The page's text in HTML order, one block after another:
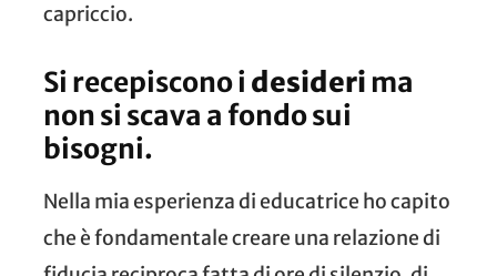
capriccio.
Si recepiscono i desideri ma
non si scava a fondo sui
bisogni.
Nella mia esperienza di educatrice ho capito
che è fondamentale creare una relazione di